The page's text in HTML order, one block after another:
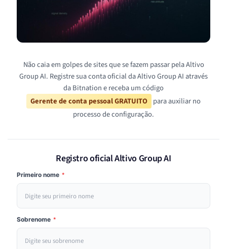
Não caia em golpes de sites que se fazem passar pela Altivo
Group AI. Registre sua conta oficial da Altivo Group AI através
da Bitnation e receba um código
Gerente de conta pessoal GRATUITO para auxiliar no
processo de configuração.
Registro oficial Altivo Group AI
Primeiro nome *
Sobrenome *